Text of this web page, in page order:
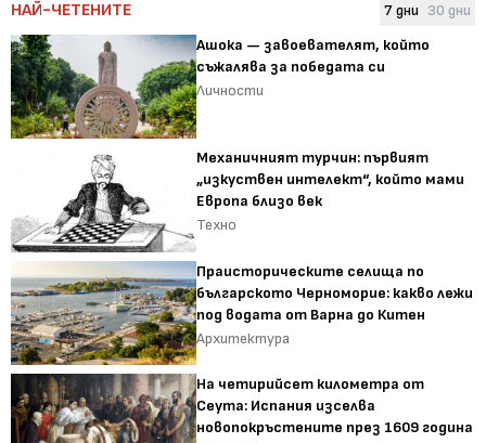
НАЙ-ЧЕТЕНИТЕ 7 дни 30 дни
Ашока — завоевателят, който
съжалява за победата си
Личности
Механичният турчин: първият
„изкуствен интелект“, който мами
Европа близо век
Техно
Праисторическите селища по
българското Черноморие: какво лежи
под водата от Варна до Китен
Архитектура
На четирийсет километра от
Сеута: Испания изселва
новопокръстените през 1609 година